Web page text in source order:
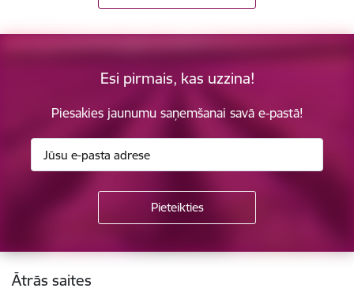
Esi pirmais, kas uzzina!
Piesakies jaunumu saņemšanai savā e-pastā!
Kājene
Ātrās saites